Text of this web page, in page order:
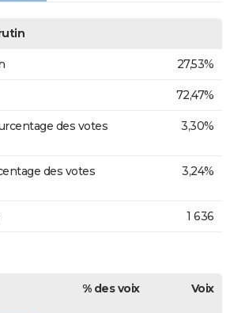
27,53%
72,47%
des votes
3,30%
des votes
3,24%
1 636
% des voix Voix